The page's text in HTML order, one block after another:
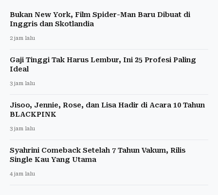
Bukan New York, Film Spider-Man Baru Dibuat di
Inggris dan Skotlandia
2 jam lalu
Gaji Tinggi Tak Harus Lembur, Ini 25 Profesi Paling
Ideal
3 jam lalu
Jisoo, Jennie, Rose, dan Lisa Hadir di Acara 10 Tahun
BLACKPINK
3 jam lalu
Syahrini Comeback Setelah 7 Tahun Vakum, Rilis
Single Kau Yang Utama
4 jam lalu